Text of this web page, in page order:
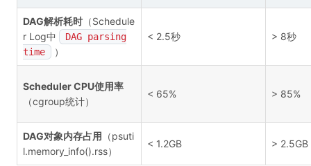
DAG解析耗时 （Schedule
r Log中
DAG parsing
time
）
< 2.5秒 > 8秒
Scheduler CPU使用率
（cgroup统计）
< 65% > 85%
DAG对象内存占用 （psuti
l.memory_info().rss）
< 1.2GB > 2.5GB